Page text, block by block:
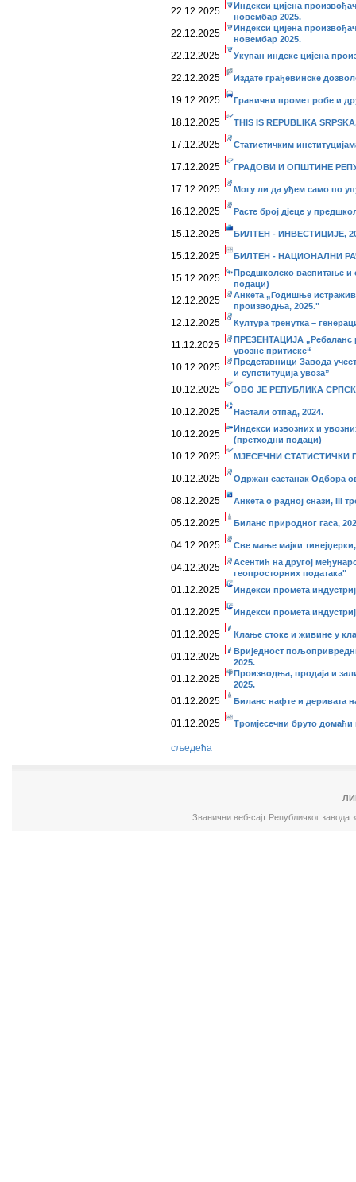
22.12.2025
Индекси цијена
новембар 2025.
22.12.2025
Индекси цијена
новембар 2025.
22.12.2025 Укупан индекс цијена
22.12.2025 Издате грађевинске
19.12.2025 Гранични промет робе и
18.12.2025 THIS IS REPUBLIKA
17.12.2025 Статистичким
17.12.2025 ГРАДОВИ И ОПШТИНЕ
17.12.2025 Могу ли да уђем само по
16.12.2025 Расте број дјеце у
15.12.2025 БИЛТЕН - ИНВЕСТИЦИЈЕ,
15.12.2025 БИЛТЕН - НАЦИОНАЛНИ
15.12.2025
Предшколско васпитање и
подаци)
12.12.2025
Анкета „Годишње
производња, 2025."
12.12.2025 Култура тренутка –
11.12.2025
ПРЕЗЕНТАЦИЈА „Ребаланс
увозне притиске“
10.12.2025
Представници Завода
и супституција увоза”
10.12.2025 ОВО ЈЕ РЕПУБЛИКА
10.12.2025 Настали отпад, 2024.
10.12.2025
Индекси извозних и
(претходни подаци)
10.12.2025 МЈЕСЕЧНИ СТАТИСТИЧКИ
10.12.2025 Одржан састанак Одбора
08.12.2025 Анкета о радној снази, III
05.12.2025 Биланс природног гаса,
04.12.2025 Све мање мајки
04.12.2025
Асентић на другој
геопросторних података"
01.12.2025 Индекси промета
01.12.2025 Индекси промета
01.12.2025 Клање стоке и живине у
01.12.2025
Вриједност
2025.
01.12.2025
Производња, продаја и
2025.
01.12.2025 Биланс нафте и деривата
01.12.2025 Тромјесечни бруто домаћи
сљедећа
Званични веб-сајт Републичког